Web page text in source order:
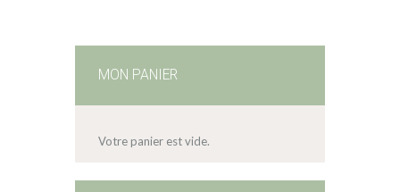
MON PANIER
Votre panier est vide.